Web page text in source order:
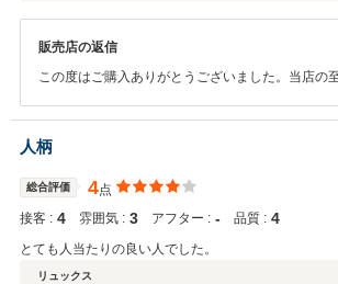
販売店の返信
この度はご購入ありがとうございました。当店の
う仕入れ・販売にもより力を入れて行こうと思い
願いします。
人柄
総合評価 4点
接客 : 4 雰囲気 : 3 アフター : ‐ 品質 : 4
とても人当たりの良い人でした。
リュックス